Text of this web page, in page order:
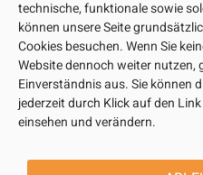
technische, funktionale sowie
können unsere Seite
Cookies besuchen. Wenn Sie
Website dennoch weiter nutzen,
Einverständnis aus. Sie können
jederzeit durch Klick auf den
einsehen und verändern.